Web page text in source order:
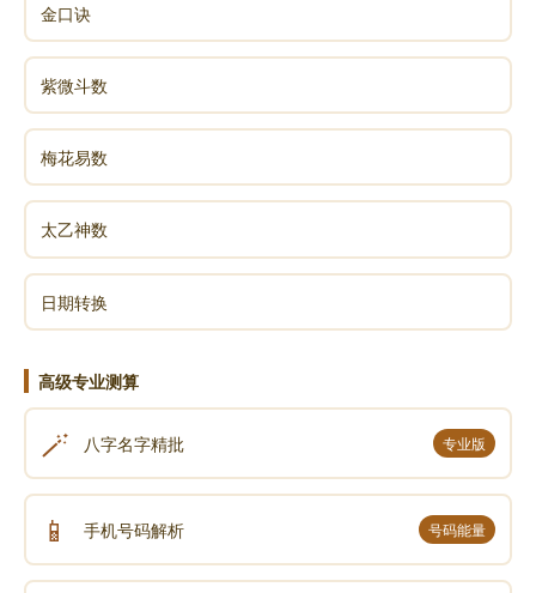
金口诀
紫微斗数
梅花易数
太乙神数
日期转换
高级专业测算
🪄 八字名字精批 专业版
📱 手机号码解析 号码能量